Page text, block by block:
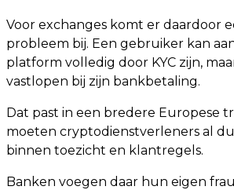
Voor exchanges komt er daardoor
probleem bij. Een gebruiker kan
platform volledig door KYC zijn,
vastlopen bij zijn bankbetaling.
Dat past in een bredere Europese
moeten cryptodienstverleners al
binnen toezicht en klantregels.
Banken voegen daar hun eigen